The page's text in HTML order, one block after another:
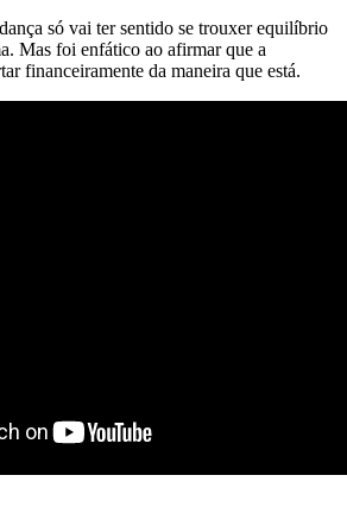
só vai ter sentido se trouxer equilíbrio
Mas foi enfático ao afirmar que a
financeiramente da maneira que está.